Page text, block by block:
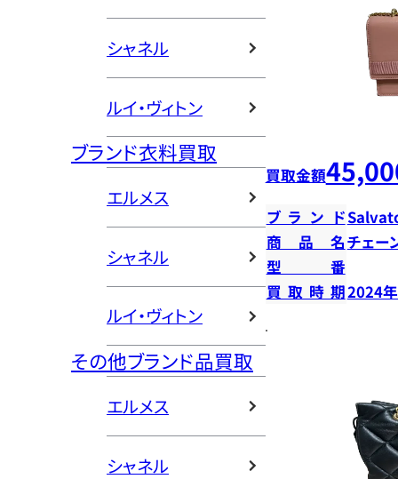
シャネル
ルイ・ヴィトン
ブランド衣料買取
エルメス
シャネル
ルイ・ヴィトン
その他ブランド品買取
エルメス
シャネル
買取金額
ブランド
商品名チェー
型番
買取時期2024